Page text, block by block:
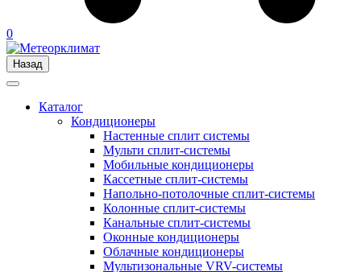
0
Назад
Каталог
Кондиционеры
Настенные сплит системы
Мульти сплит-системы
Мобильные кондиционеры
Кассетные сплит-системы
Напольно-потолочные сплит-системы
Колонные сплит-системы
Канальные сплит-системы
Оконные кондиционеры
Облачные кондиционеры
Мультизональные VRV-системы